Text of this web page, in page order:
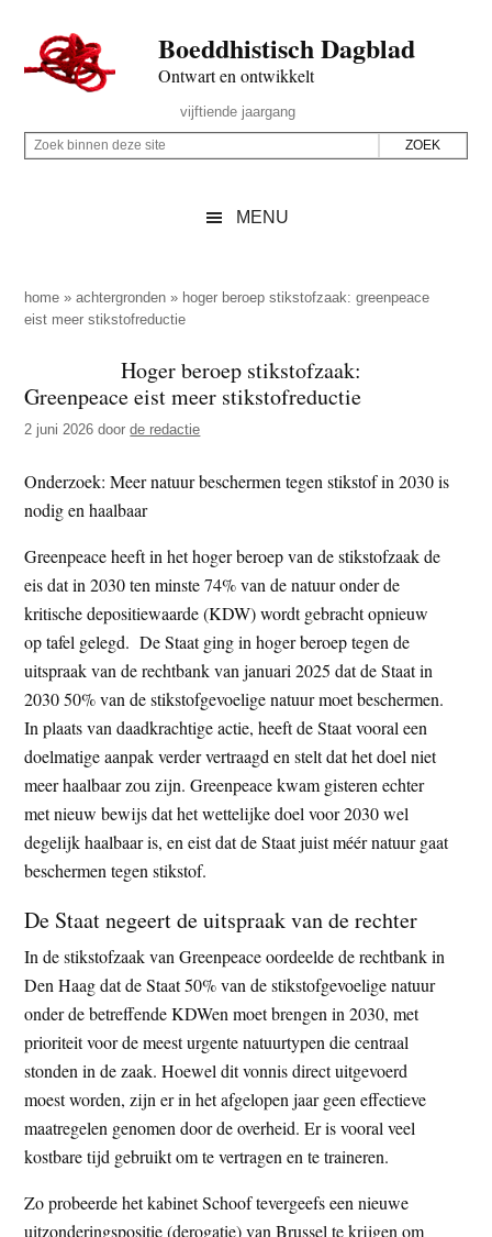
naar
de
inhoud
secondary
naar
de
sidebar
naar
de
Boeddhistisch Dagblad
Ontwart en ontwikkelt
Rechts
vijftiende jaargang
Z
p
d
z
e
i
t
e
Z
i
n
n
d
z
e
s
t
MENU
home »achtergronden » hoger beroep stikstofzaak: greenpeace
eist meer stikstofreductie
Hoger beroep stikstofzaak:
Greenpeace eist meer stikstofreductie
2 juni 2026 doorde redactie
Onderzoek: Meer natuur beschermen tegen stikstof in 2030 is
nodig en haalbaar
Greenpeace heeft in het hoger beroep van de stikstofzaak de
eis dat in 2030 ten minste 74% van de natuur onder de
kritische depositiewaarde (KDW) wordt gebracht opnieuw
op tafel gelegd. De Staat ging in hoger beroep tegen de
uitspraak van de rechtbank van januari 2025 dat de Staat in
2030 50% van de stikstofgevoelige natuur moet beschermen.
In plaats van daadkrachtige actie, heeft de Staat vooral een
doelmatige aanpak verder vertraagd en stelt dat het doel niet
meer haalbaar zou zijn. Greenpeace kwam gisteren echter
met nieuw bewijs dat het wettelijke doel voor 2030 wel
degelijk haalbaar is, en eist dat de Staat juist méér natuur gaat
beschermen tegen stikstof.
De Staat negeert de uitspraak van de rechter
In de stikstofzaak van Greenpeace oordeelde de rechtbank in
Den Haag dat de Staat 50% van de stikstofgevoelige natuur
onder de betreffende KDWen moet brengen in 2030, met
prioriteit voor de meest urgente natuurtypen die centraal
stonden in de zaak. Hoewel dit vonnis direct uitgevoerd
moest worden, zijn er in het afgelopen jaar geen effectieve
maatregelen genomen door de overheid. Er is vooral veel
kostbare tijd gebruikt om te vertragen en te traineren.
Zo probeerde het kabinet Schoof tevergeefs een nieuwe
uitzonderingspositie (derogatie) van Brussel te krijgen om